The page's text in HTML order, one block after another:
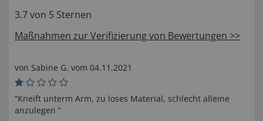
3.7 von 5 Sternen
Maßnahmen zur Verifizierung von Bewertungen >>
von Sabine G. vom 04.11.2021
“Kneift unterm Arm, zu loses Material, schlecht alleine
anzulegen ”